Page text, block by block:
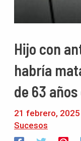
Hijo con
habría
de 63
21 febrero, 2025
Sucesos